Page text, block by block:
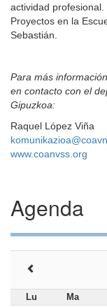
actividad
Proyectos en la
Sebastián.
Para más
en contacto con el
Gipuzkoa:
Raquel López Viña
www.coanvss.org
Agenda
Lu Ma